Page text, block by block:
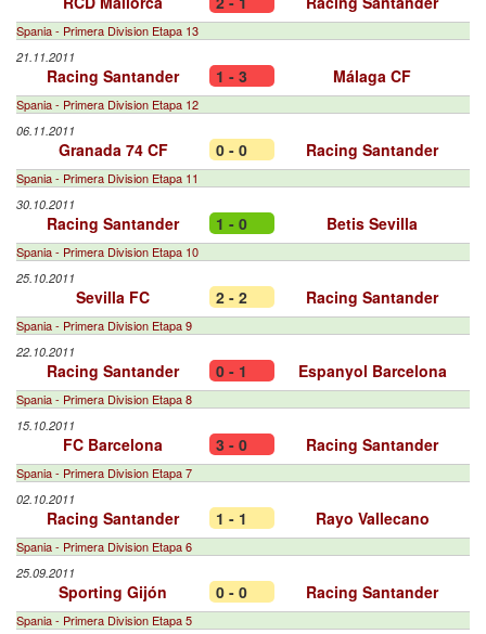
Spania - Primera Division Etapa 13
21.11.2011
Racing Santander 1 - 3 Málaga CF
Spania - Primera Division Etapa 12
06.11.2011
Granada 74 CF 0 - 0 Racing Santander
Spania - Primera Division Etapa 11
30.10.2011
Racing Santander 1 - 0 Betis Sevilla
Spania - Primera Division Etapa 10
25.10.2011
Sevilla FC 2 - 2 Racing Santander
Spania - Primera Division Etapa 9
22.10.2011
Racing Santander 0 - 1 Espanyol Barcelona
Spania - Primera Division Etapa 8
15.10.2011
FC Barcelona 3 - 0 Racing Santander
Spania - Primera Division Etapa 7
02.10.2011
Racing Santander 1 - 1 Rayo Vallecano
Spania - Primera Division Etapa 6
25.09.2011
Sporting Gijón 0 - 0 Racing Santander
Spania - Primera Division Etapa 5